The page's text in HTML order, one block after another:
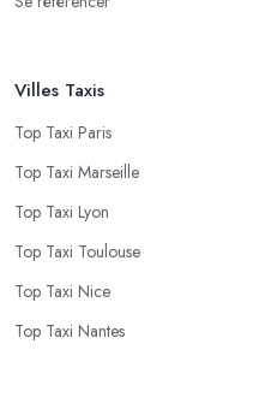
Villes Taxis
Top Taxi Paris
Top Taxi Marseille
Top Taxi Lyon
Top Taxi Toulouse
Top Taxi Nice
Top Taxi Nantes